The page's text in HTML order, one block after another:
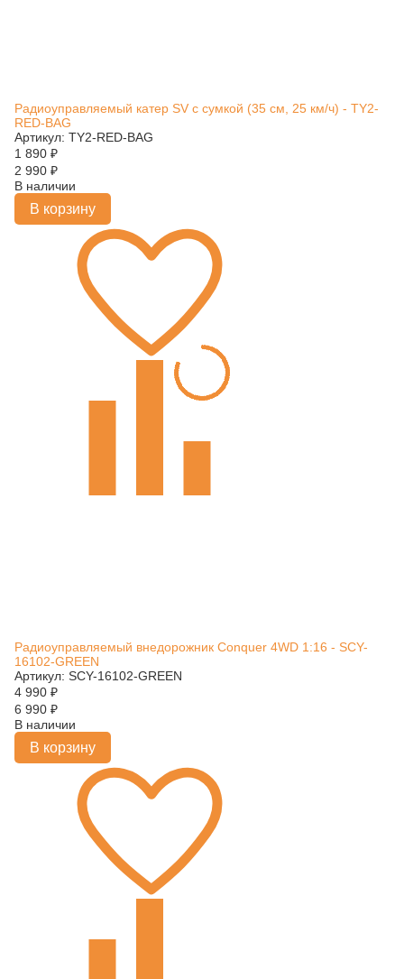
Радиоуправляемый катер SV с сумкой (35 см, 25 км/ч) - TY2-
RED-BAG
Артикул: TY2-RED-BAG
1 890 ₽
2 990 ₽
В наличии
В корзину
Радиоуправляемый внедорожник Conquer 4WD 1:16 - SCY-
16102-GREEN
Артикул: SCY-16102-GREEN
4 990 ₽
6 990 ₽
В наличии
В корзину